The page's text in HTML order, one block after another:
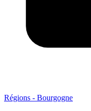
Régions - Bourgogne